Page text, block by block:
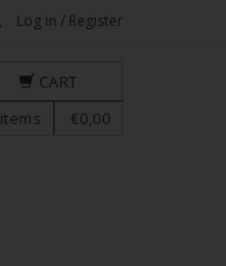
Log in / Register
CART
items €0,00